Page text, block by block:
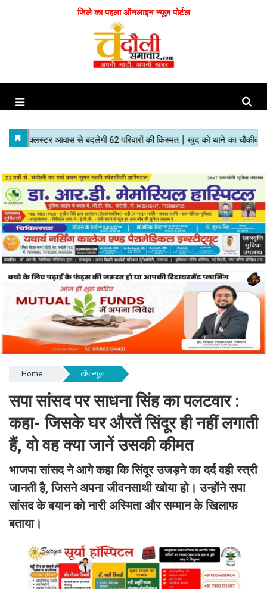
जिले का पहला ऑनलाइन न्यूज़ पोर्टल
Home टॉप न्यूज़
सपा सांसद पर साधना सिंह का पलटवार :
कहा- जिसके घर औरतें सिंदूर ही नहीं लगाती
हैं, वो वह क्या जानें उसकी कीमत
भाजपा सांसद ने आगे कहा कि सिंदूर उजड़ने का दर्द वही स्त्री
जानती है, जिसने अपना जीवनसाथी खोया हो। उन्होंने सपा
सांसद के बयान को नारी अस्मिता और सम्मान के खिलाफ
बताया।